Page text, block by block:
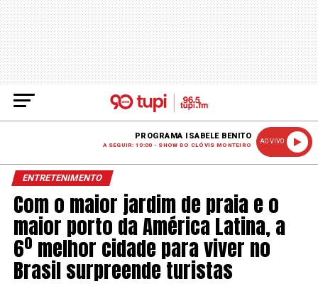
PROGRAMA ISABELE BENITO
A SEGUIR: 10:00 - SHOW DO CLÓVIS MONTEIRO
AO VIVO
ENTRETENIMENTO
Com o maior jardim de praia e o
maior porto da América Latina, a
6º melhor cidade para viver no
Brasil surpreende turistas